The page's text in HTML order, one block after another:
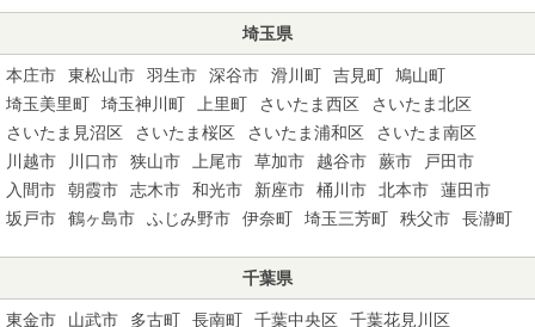
埼玉県
本庄市 東松山市 羽生市 深谷市 滑川町 吉見町
鳩山町
埼玉美里町
埼玉神川町 上里町 さいたま西区
さいたま北区
さいたま見沼区
さいたま桜区 さいたま浦和区
さいたま南区
川越市
川口市 狭山市 上尾市 草加市 越谷市 蕨市
戸田市
入間市
朝霞市 志木市 和光市 新座市 桶川市 北本市
蓮田市
坂戸市
鶴ヶ島市 ふじみ野市 伊奈町 埼玉三芳町 秩父市 長瀞町
千葉県
東金市 山武市 多古町 長南町 千葉中央区
千葉花見川区